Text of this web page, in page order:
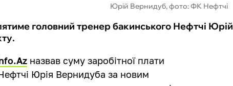
Юрій Вернидуб, фото: ФК Нефтчі
головний тренер бакинського Нефтчі Юрій
назвав суму заробітної плати
Юрія Вернидуба за новим